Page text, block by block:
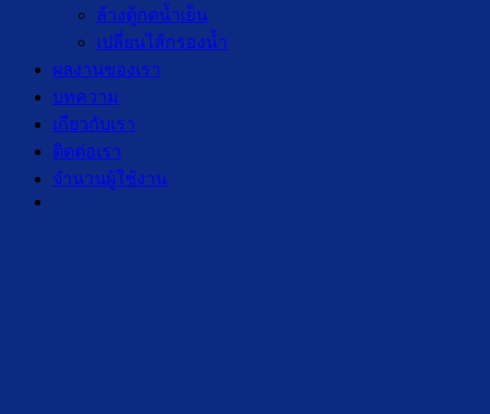
ล้างตู้กดน้ำเย็น
เปลี่ยนไส้กรองน้ำ
ผลงานของเรา
บทความ
เกี่ยวกับเรา
ติดต่อเรา
จำนวนผู้ใช้งาน